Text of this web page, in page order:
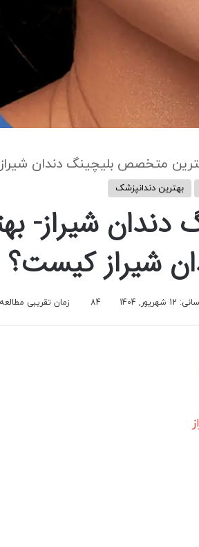
بهترین دندانپزشک
دندان
شیراز کیست؟
1404
84 زمان تقریبی مطالعه 11 دقیقه